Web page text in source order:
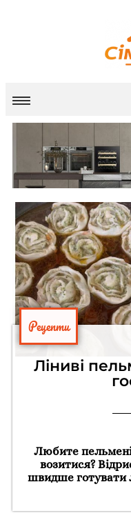
Рецепти
Ліниві
Любите
возитися?
швидше готувати